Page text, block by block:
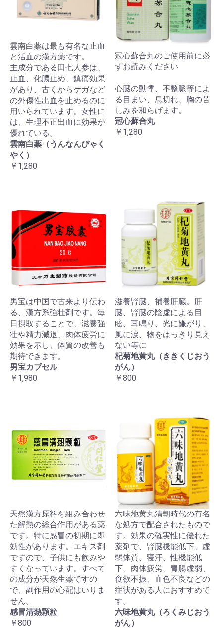
雲南白薬は最も有名な止血
と活血の漢方薬です。
主成分である田七人参は、
止血、化膿止め、鎮痛効果
があり、古くからケガなど
の外傷性出血を止めるのに
用いられています。女性に
は、生理不正出血に効果が
優れている。
雲南白薬（うんなんびゃく
やく）
￥1,280
冠心蘇合丸のご使用前に必
ずお読みください
心臓の動悸、不整脈等によ
る目まい、息切れ、胸の苦
しみを和らげます。
冠心蘇合丸
￥1,280
男宝は中国で古来より伝わ
る、漢方系強壮剤です。毎
日摂取することで、滋養強
壮や精力減退、肉体疲労に
効果を示し、体質の改善も
期待できます。
男宝カブセル
￥1,980
滋養腎臓、補養肝臓。肝
臓、腎臓の陰虚による目
眩、耳鳴り、光に嫌がり、
風に涙、物をはっきり見え
ない等に
杞菊地黄丸（ききくじおう
がん）
￥800
天然漢方原料を組み合わせ
た解熱の総合作用がある薬
です。特に感冒の初期に即
効性があります。エキス剤
ですので、子供にも飲みや
すくなっています。すべて
の成分が天然生薬ですの
で、副作用の心配はいりま
せん。
感冒清熱顆粒
￥800
六味地黄丸清朝時代の有名
な処方で配合されたもので
す。効果の確実性に優れた
薬剤で、腎臓機能低下、虚
弱体質、寝汗、性機能低
下、肉体疲労、胃腸虚弱、
食欲不振、血色不良などの
症状がある人におすすめで
す。
六味地黄丸（ろくみじおう
がん）